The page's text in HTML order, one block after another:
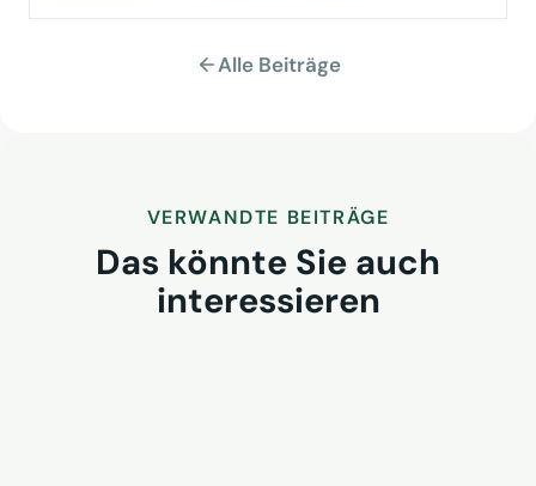
Alle Beiträge
VERWANDTE BEITRÄGE
Das könnte Sie auch
interessieren